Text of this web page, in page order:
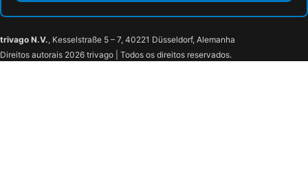
trivago N.V., Kesselstraße 5 – 7, 40221 Düsseldorf, Alemanha
Direitos autorais 2026 trivago | Todos os direitos reservados.